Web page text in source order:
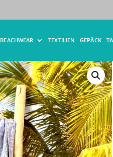
BEACHWEAR TEXTILIEN GEPÄCK